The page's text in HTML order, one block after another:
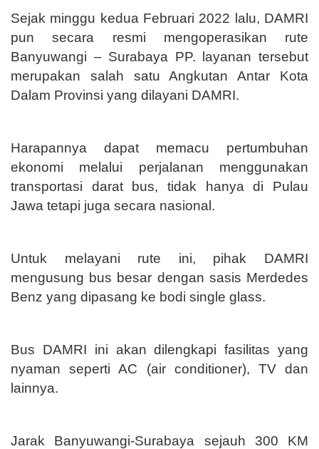
Sejak minggu kedua Februari 2022 lalu, DAMRI
pun secara resmi mengoperasikan rute
Banyuwangi – Surabaya PP. layanan tersebut
merupakan salah satu Angkutan Antar Kota
Dalam Provinsi yang dilayani DAMRI.
Harapannya dapat memacu pertumbuhan
ekonomi melalui perjalanan menggunakan
transportasi darat bus, tidak hanya di Pulau
Jawa tetapi juga secara nasional.
Untuk melayani rute ini, pihak DAMRI
mengusung bus besar dengan sasis Merdedes
Benz yang dipasang ke bodi single glass.
Bus DAMRI ini akan dilengkapi fasilitas yang
nyaman seperti AC (air conditioner), TV dan
lainnya.
Jarak Banyuwangi-Surabaya sejauh 300 KM